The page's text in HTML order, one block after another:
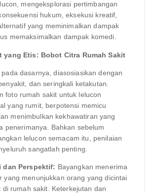
mengeksplorasi pertimbangan
hukum, eksekusi kreatif,
yang meminimalkan dampak
memaksimalkan dampak komedi.
yang Etis: Bobot Citra Rumah Sakit
dasarnya, diasosiasikan dengan
dan seringkali ketakutan.
foto rumah sakit untuk lelucon
yang rumit, berpotensi memicu
menimbulkan kekhawatiran yang
penerimanya. Bahkan sebelum
lelucon semacam itu, penilaian
sangatlah penting.
dan Perspektif: Bayangkan menerima
yang menunjukkan orang yang dicintai
di rumah sakit. Keterkejutan dan